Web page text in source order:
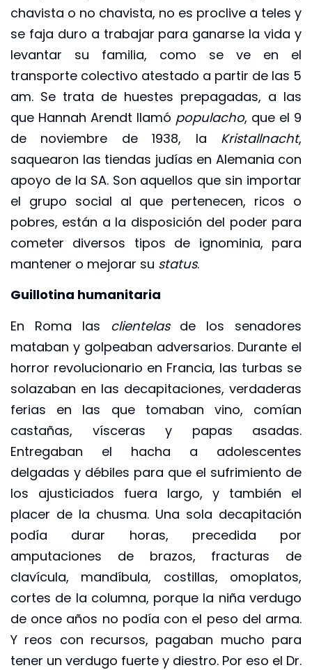
chavista o no chavista, no es proclive a teles y
se faja duro a trabajar para ganarse la vida y
levantar su familia, como se ve en el
transporte colectivo atestado a partir de las 5
am. Se trata de huestes prepagadas, a las
que Hannah Arendt llamó populacho, que el 9
de noviembre de 1938, la Kristallnacht,
saquearon las tiendas judías en Alemania con
apoyo de la SA. Son aquellos que sin importar
el grupo social al que pertenecen, ricos o
pobres, están a la disposición del poder para
cometer diversos tipos de ignominia, para
mantener o mejorar su status.
Guillotina humanitaria
En Roma las clientelasde los senadores
mataban y golpeaban adversarios. Durante el
horror revolucionario en Francia, las turbas se
solazaban en las decapitaciones, verdaderas
ferias en las que tomaban vino, comían
castañas, vísceras y papas asadas.
Entregaban el hacha a adolescentes
delgadas y débiles para que el sufrimiento de
los ajusticiados fuera largo, y también el
placer de la chusma. Una sola decapitación
podía durar horas, precedida por
amputaciones de brazos, fracturas de
clavícula, mandíbula, costillas, omoplatos,
cortes de la columna, porque la niña verdugo
de once años no podía con el peso del arma.
Y reos con recursos, pagaban mucho para
tener un verdugo fuerte y diestro. Por eso el Dr.